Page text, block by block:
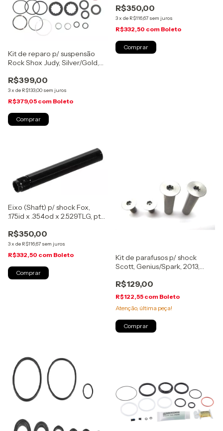
Kit de reparo p/ suspensão
Rock Shox Judy, Silver/Gold,
(00.4315.032.648)
R$399,00
3x de R$133,00 sem juros
R$379,05 com Boleto
R$350,00
3x de R$116,67 sem juros
R$332,50 com Boleto
Eixo (Shaft) p/ shock Fox,
.175id x .354od x 2.529TLG, pto
R$350,00
3x de R$116,67 sem juros
R$332,50 com Boleto
Kit de parafusos p/ shock
Scott, Genius/Spark, 2013,
R$129,00
R$122,55 com Boleto
Atenção, última peça!